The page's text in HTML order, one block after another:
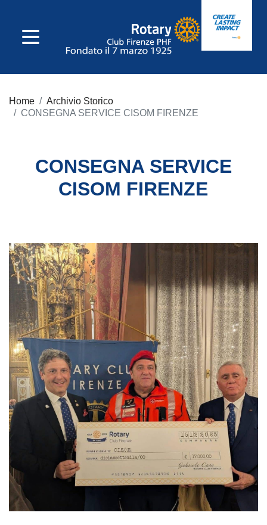
Consiglio Direttivo
Statuto E
Regolamento
STORIA
La Storia Del Club
Rotaract Firenze
PHF
Interact Firenze
Home
Archivio Storico
CONSEGNA SERVICE CISOM FIRENZE
CONSEGNA SERVICE
CISOM FIRENZE